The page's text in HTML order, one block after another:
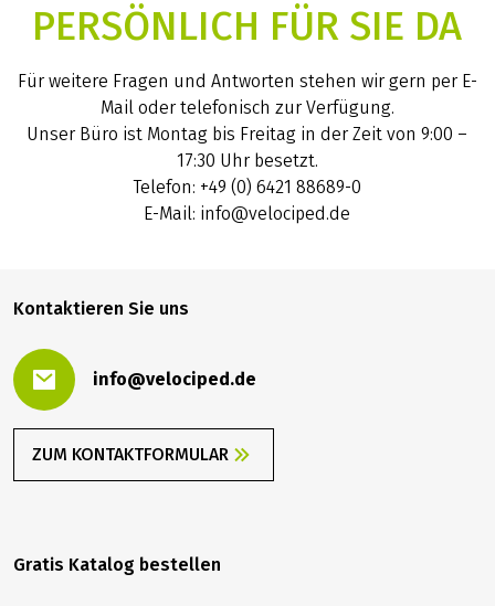
PERSÖNLICH FÜR SIE DA
Für weitere Fragen und Antworten stehen wir gern per E-
Mail oder telefonisch zur Verfügung.
Unser Büro ist Montag bis Freitag in der Zeit von 9:00 –
17:30 Uhr besetzt.
Telefon: +49 (0) 6421 88689-0
E-Mail: info@velociped.de
Kontaktieren Sie uns
info@velociped.de
ZUM KONTAKTFORMULAR
Gratis Katalog bestellen